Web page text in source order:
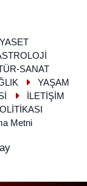
SANAT
YAŞAM
İLETİŞİM
Metni